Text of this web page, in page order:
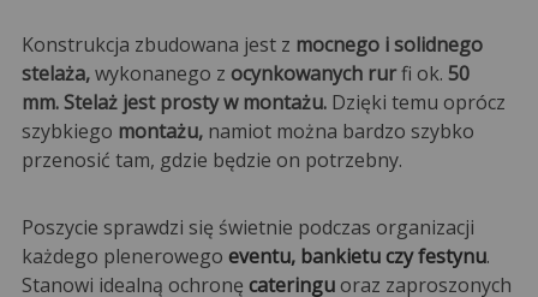
Konstrukcja zbudowana jest z mocnego i solidnego
stelaża,wykonanego z ocynkowanych rurfi ok. 50
mm. Stelaż jest prosty w montażu. Dzięki temu oprócz
szybkiego montażu,namiot można bardzo szybko
przenosić tam, gdzie będzie on potrzebny.
Poszycie sprawdzi się świetnie podczas organizacji
każdego plenerowego eventu, bankietu czy festynu.
Stanowi idealną ochronę cateringuoraz zaproszonych